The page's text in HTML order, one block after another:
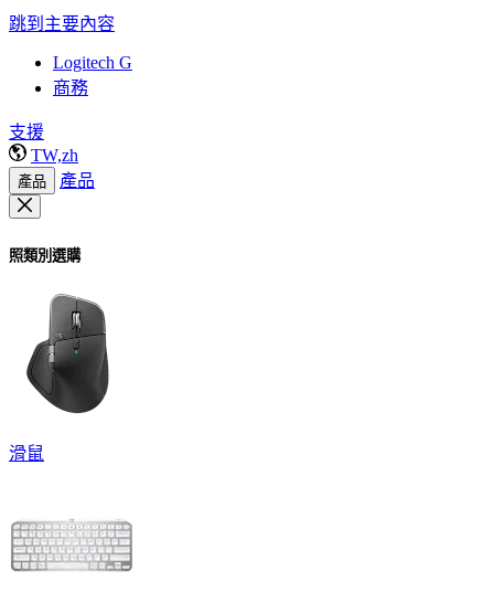
跳到主要內容
Logitech G
商務
支援
TW,zh
產品 產品
照類別選購
滑鼠